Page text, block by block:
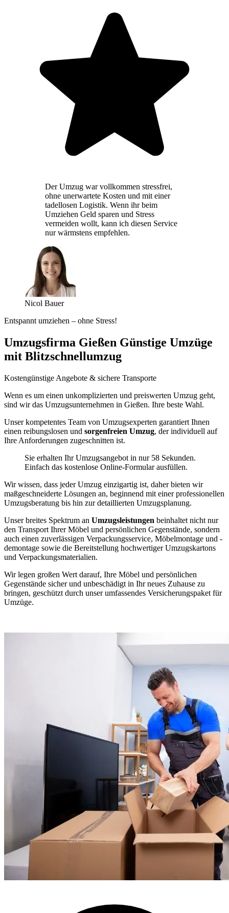
Der Umzug war vollkommen stressfrei,
ohne unerwartete Kosten und mit einer
tadellosen Logistik. Wenn ihr beim
Umziehen Geld sparen und Stress
vermeiden wollt, kann ich diesen Service
nur wärmstens empfehlen.
Nicol Bauer
Entspannt umziehen – ohne Stress!
Umzugsfirma Gießen Günstige Umzüge
mit Blitzschnellumzug
Kostengünstige Angebote & sichere Transporte
Wenn es um einen unkomplizierten und preiswerten Umzug geht,
sind wir das Umzugsunternehmen in Gießen. Ihre beste Wahl.
Unser kompetentes Team von Umzugsexperten garantiert Ihnen
einen reibungslosen und sorgenfreien Umzug, der individuell auf
Ihre Anforderungen zugeschnitten ist.
Sie erhalten Ihr Umzugsangebot in nur 58 Sekunden.
Einfach das kostenlose Online-Formular ausfüllen.
Wir wissen, dass jeder Umzug einzigartig ist, daher bieten wir
maßgeschneiderte Lösungen an, beginnend mit einer professionellen
Umzugsberatung bis hin zur detaillierten Umzugsplanung.
Unser breites Spektrum an Umzugsleistungen beinhaltet nicht nur
den Transport Ihrer Möbel und persönlichen Gegenstände, sondern
auch einen zuverlässigen Verpackungsservice, Möbelmontage und -
demontage sowie die Bereitstellung hochwertiger Umzugskartons
und Verpackungsmaterialien.
Wir legen großen Wert darauf, Ihre Möbel und persönlichen
Gegenstände sicher und unbeschädigt in Ihr neues Zuhause zu
bringen, geschützt durch unser umfassendes Versicherungspaket für
Umzüge.